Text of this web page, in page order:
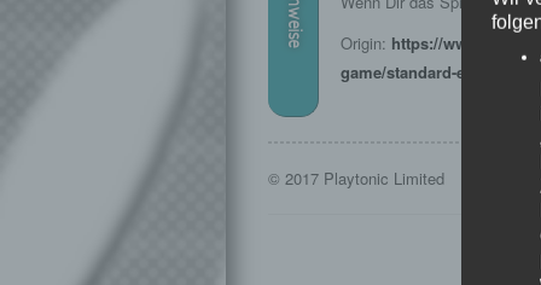
Hinweise
Origin: https://
game/standard-edition
© 2017 Playtonic Limited